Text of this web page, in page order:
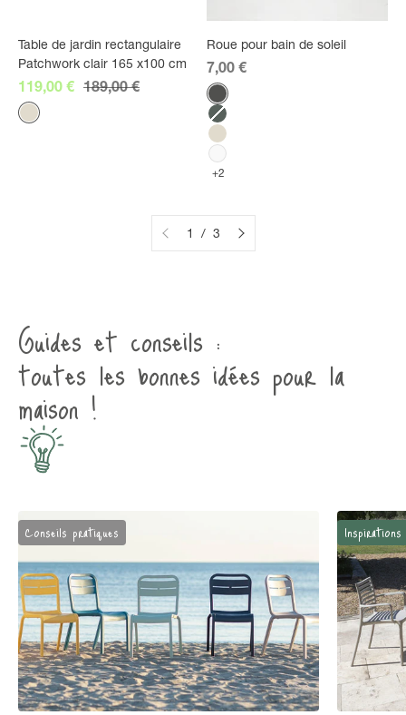
Table de jardin rectangulaire
Patchwork clair 165 x100 cm
Prix de vente
119,00 € Prix normal
189,00 €
Couleur
Lin
Roue pour bain de soleil
Prix de vente
7,00 €
Couleur
Anthracite
Vert amazonie
Lin
Blanc
+2
1 / 3
Guides et conseils :
toutes les bonnes idées pour la
maison !
Conseils pratiques Inspirations